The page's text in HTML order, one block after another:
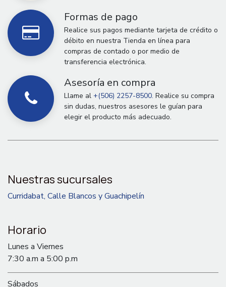
Formas de pago
Realice sus pagos mediante tarjeta de crédito o
débito en nuestra Tienda en línea para
compras de contado o por medio de
transferencia electrónica.
Asesoría en compra
Llame al +(506) 2257-8500. Realice su compra
sin dudas, nuestros asesores le guían para
elegir el producto más adecuado.
Nuestras sucursales
Curridabat, Calle Blancos y Guachipelín
Horario
Lunes a Viernes
7:30 a.m a 5:00 p.m
Sábados